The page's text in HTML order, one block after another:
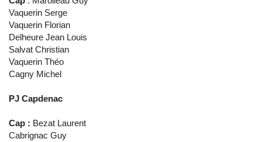
Vaquerin Serge
Vaquerin Florian
Delheure Jean Louis
Salvat Christian
Vaquerin Théo
Cagny Michel
PJ Capdenac
Cap : Bezat Laurent
Cabrignac Guy